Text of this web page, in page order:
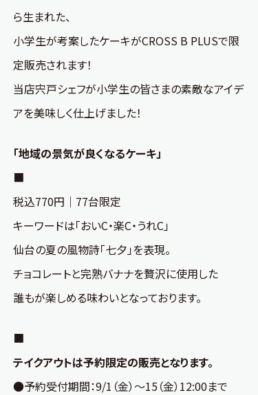
ら生まれた、
小学生が考案したケーキがCROSS B PLUSで限
定販売されます！
当店宍戸シェフが小学生の皆さまの素敵なアイデ
アを美味しく仕上げました！
「地域の景気が良くなるケーキ」
■
税込770円｜77台限定
キーワードは「おいC・楽C・うれC」
仙台の夏の風物詩「七夕」を表現。
チョコレートと完熟バナナを贅沢に使用した
誰もが楽しめる味わいとなっております。
■
テイクアウトは予約限定の販売となります。
●予約受付期間：9/1（金）～15（金）12:00まで